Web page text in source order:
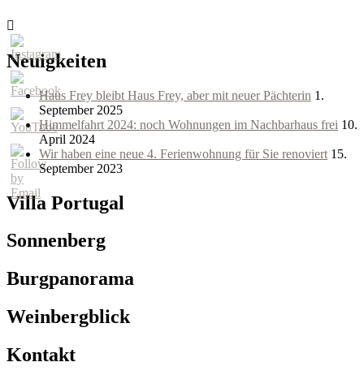
Neuigkeiten
Haus Frey bleibt Haus Frey, aber mit neuer Pächterin 1.
September 2025
Himmelfahrt 2024: noch Wohnungen im Nachbarhaus frei 10.
April 2024
Wir haben eine neue 4. Ferienwohnung für Sie renoviert 15.
September 2023
Villa Portugal
Sonnenberg
Burgpanorama
Weinbergblick
Kontakt